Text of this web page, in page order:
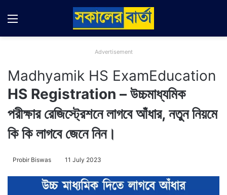
Menu
Advertisement
Madhyamik HS ExamEducation
HS Registration – উচ্চমাধ্যমিক
পরীক্ষার রেজিস্ট্রেশনে লাগবে আঁধার, নতুন নিয়মে
কি কি লাগবে জেনে নিন।
Probir Biswas 11 July 2023